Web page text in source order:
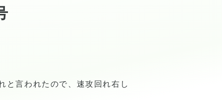
と言われたので、速攻回れ右し